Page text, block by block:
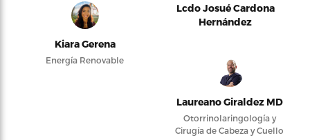
Kiara Gerena
Energía Renovable
Lcdo Josué Cardona
Hernández
Laureano Giraldez MD
Otorrinolaringología y
Cirugía de Cabeza y Cuello